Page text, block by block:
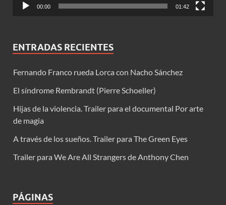
00:00 01:42
ENTRADAS RECIENTES
Fernando Franco rueda Lorca con Nacho Sánchez
El síndrome Rembrandt (Pierre Schoeller)
Hijas de la violencia. Trailer para el documental Por arte
de magia
A través de los sueños. Trailer para The Green Eyes
Trailer para We Are All Strangers de Anthony Chen
PÁGINAS